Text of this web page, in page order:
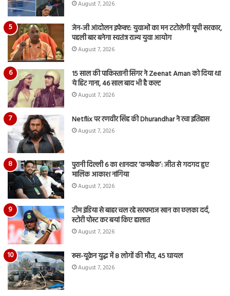
August 7, 2026
जेन-जी आंदोलन इफेक्ट: युवाओं का मन टटोलेगी यूपी सरकार,
पहली बार बनेगा स्वतंत्र राज्य युवा आयोग
August 7, 2026
15 साल की पाकिस्तानी सिंगर ने Zeenat Aman को दिया था
ये हिट गाना, 46 साल बाद भी है कल्ट
August 7, 2026
Netflix पर रणवीर सिंह की Dhurandhar ने रचा इतिहास
August 7, 2026
पुरानी दिल्ली 6 का शानदार ‘कमबैक’: जीत से गदगद हुए
मालिक आकाश नांगिया
August 7, 2026
टीम इंडिया से बाहर चल रहे सरफराज खान का छलका दर्द,
स्टोरी पोस्ट कर बयां किए हालात
August 7, 2026
रूस-यूक्रेन युद्ध में 8 लोगों की मौत, 45 घायल
August 7, 2026